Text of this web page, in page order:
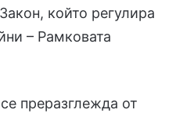
който регулира
– Рамковата
преразглежда от